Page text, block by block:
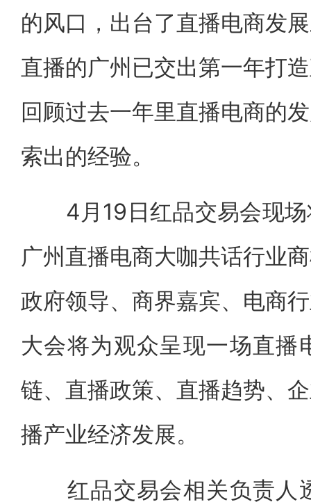
的风口，出台了直播电商发
直播的广州已交出第一年打
回顾过去一年里直播电商的
索出的经验。
4月19日红品交易会现场
广州直播电商大咖共话行业
政府领导、商界嘉宾、电商
大会将为观众呈现一场直播
链、直播政策、直播趋势、
播产业经济发展。
红品交易会相关负责人